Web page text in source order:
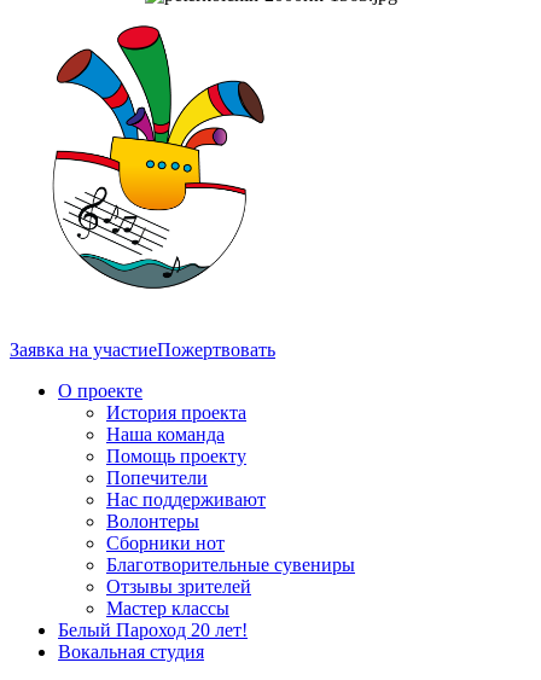
Заявка на участиеПожертвовать
О проекте
История проекта
Наша команда
Помощь проекту
Попечители
Нас поддерживают
Волонтеры
Сборники нот
Благотворительные сувениры
Отзывы зрителей
Мастер классы
Белый Пароход 20 лет!
Вокальная студия